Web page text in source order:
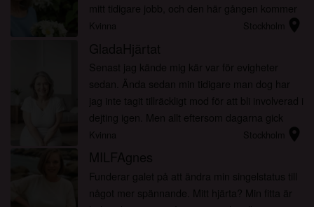
mitt tidigare jobb, och den här gången kommer
jag att sätta mig själv först. Att jag saknade
mycket tid hit...
Stockholm location_on
Kvinna
GladaHjärtat
Senast jag kände mig kär var för evigheter
sedan. Ända sedan min tidigare man dog har
jag inte tagit tillräckligt mod för att bli involverad i
dejting igen. Men allt eftersom dagarna gick
knackade verkligheten på mina sinnen och fick
mig att t...
Stockholm location_on
Kvinna
MILFAgnes
Funderar galet på att ändra min singelstatus till
något mer spännande. Mitt hjärta? Min fitta är